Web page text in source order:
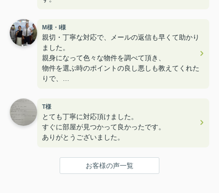
M様・I様
親切・丁寧な対応で、メールの返信も早くて助かり
ました。
親身になって色々な物件を調べて頂き、
物件を選ぶ時のポイントの良し悪しも教えてくれた
りで、
ユニークなスタッフさんも多くて楽しかったです！
T様
とても丁寧に対応頂けました。
すぐに部屋が見つかって良かったです。
ありがとうございました。
お客様の声一覧